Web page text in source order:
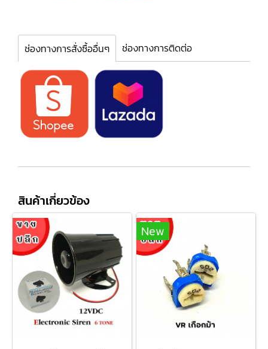
ช่องทางการสั่งซื้ออื่นๆ ช่องทางการติดต่อ
สินค้าเกี่ยวข้อง
New